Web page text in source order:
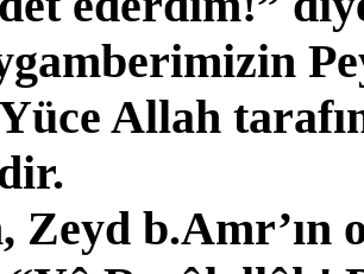
Allah
Zeyd b.Amr’ın